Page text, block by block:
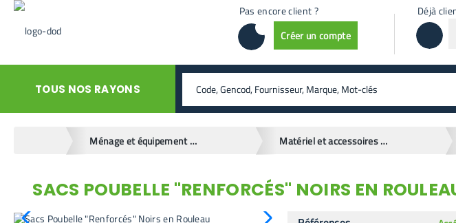
Pas encore client ?
Créer un compte
Déjà
TOUS NOS RAYONS rechercher
Ménage et équipement de la maison Matériel et accessoires de ménage
retour en arrière
SACS POUBELLE "RENFORCÉS" NOIRS EN